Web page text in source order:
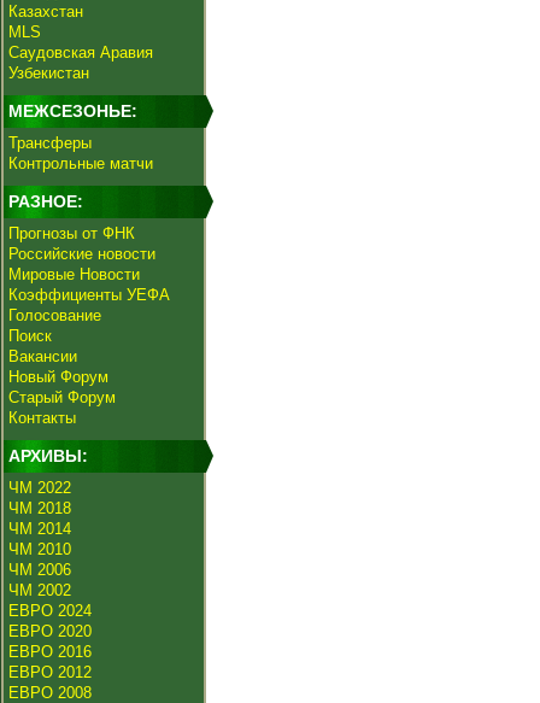
Казахстан
MLS
Саудовская Аравия
Узбекистан
МЕЖСЕЗОНЬЕ:
Трансферы
Контрольные матчи
РАЗНОЕ:
Прогнозы от ФНК
Российские новости
Мировые Новости
Коэффициенты УЕФА
Голосование
Поиск
Вакансии
Новый Форум
Старый Форум
Контакты
АРХИВЫ:
ЧМ 2022
ЧМ 2018
ЧМ 2014
ЧМ 2010
ЧМ 2006
ЧМ 2002
ЕВРО 2024
ЕВРО 2020
ЕВРО 2016
ЕВРО 2012
ЕВРО 2008